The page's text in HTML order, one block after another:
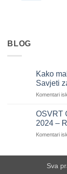
BLOG
Kako
Savjeti
Komentari
OSVRT
2024 –
Komentari
Sva